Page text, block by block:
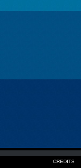
CREDITS